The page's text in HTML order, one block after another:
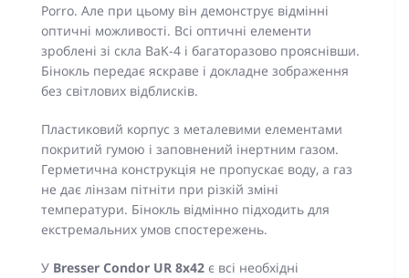
Porro. Але при цьому він демонструє відмінні
оптичні можливості. Всі оптичні елементи
зроблені зі скла BaK-4 і багаторазово прояснівши.
Бінокль передає яскраве і докладне зображення
без світлових відблисків.
Пластиковий корпус з металевими елементами
покритий гумою і заповнений інертним газом.
Герметична конструкція не пропускає воду, а газ
не дає лінзам пітніти при різкій зміні
температури. Бінокль відмінно підходить для
екстремальних умов спостережень.
У Bresser Condor UR 8x42 є всі необхідні